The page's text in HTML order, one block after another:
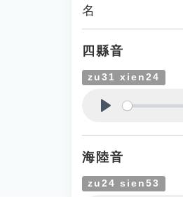
名
四縣音
zu31 xien24
海陸音
zu24 sien53